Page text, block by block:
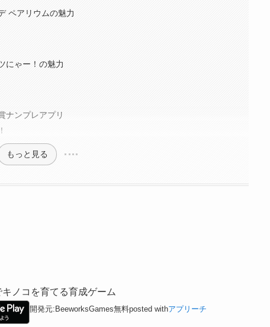
ペアリウムの魅力
にゃー！の魅力
ナンプレアプリ
もっと見る
ノコを育てる育成ゲーム
開発元: BeeworksGames無料posted withアプリーチ